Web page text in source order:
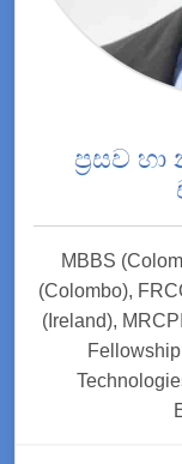
ප්‍රසව
MBBS
(Colombo),
(Ireland),